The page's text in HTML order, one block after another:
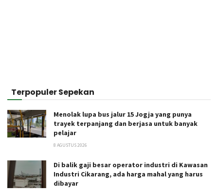
Terpopuler Sepekan
Menolak lupa bus jalur 15 Jogja yang punya
trayek terpanjang dan berjasa untuk banyak
pelajar
8 AGUSTUS 2026
Di balik gaji besar operator industri di Kawasan
Industri Cikarang, ada harga mahal yang harus
dibayar